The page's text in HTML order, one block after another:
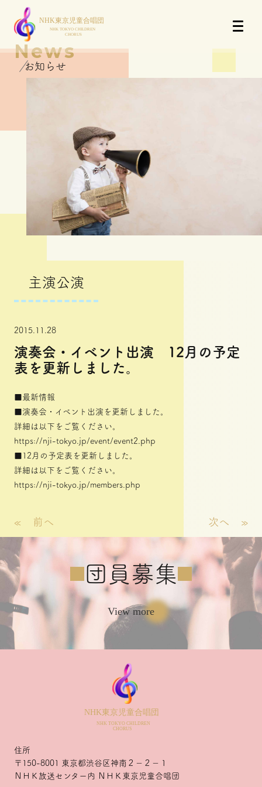
News
お知らせ
主演公演
2015.11.28
演奏会・イベント出演 12月の予定
表を更新しました。
■最新情報
■演奏会・イベント出演を更新しました。
詳細は以下をご覧ください。
https://nji-tokyo.jp/event/event2.php
■12月の予定表を更新しました。
詳細は以下をご覧ください。
https://nji-tokyo.jp/members.php
« 前へ 次へ »
団員募集
View more
住所
〒150-8001 東京都渋谷区神南２－２－１
ＮＨＫ放送センター内 ＮＨＫ東京児童合唱団